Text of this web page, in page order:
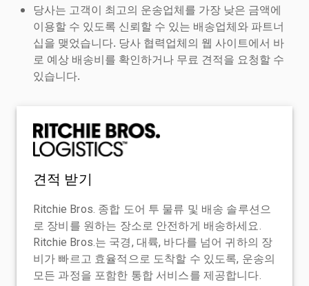
당사는 고객이 최고의 운송업체를 가장 낮은 금액에
이용할 수 있도록 신뢰할 수 있는 배송업체와 파트너
십을 맺었습니다. 당사 협력업체의 웹 사이트에서 바
로 예상 배송비를 확인하거나 무료 견적을 요청할 수
있습니다.
견적 받기
Ritchie Bros. 종합 도어 투 물류 및 배송 솔루션으
로 장비를 원하는 장소로 안전하게 배송하세요.
Ritchie Bros.는 국경, 대륙, 바다를 넘어 귀하의 장
비가 빠르고 효율적으로 도착할 수 있도록, 운송의
모든 과정을 포함한 통합 서비스를 제공합니다.